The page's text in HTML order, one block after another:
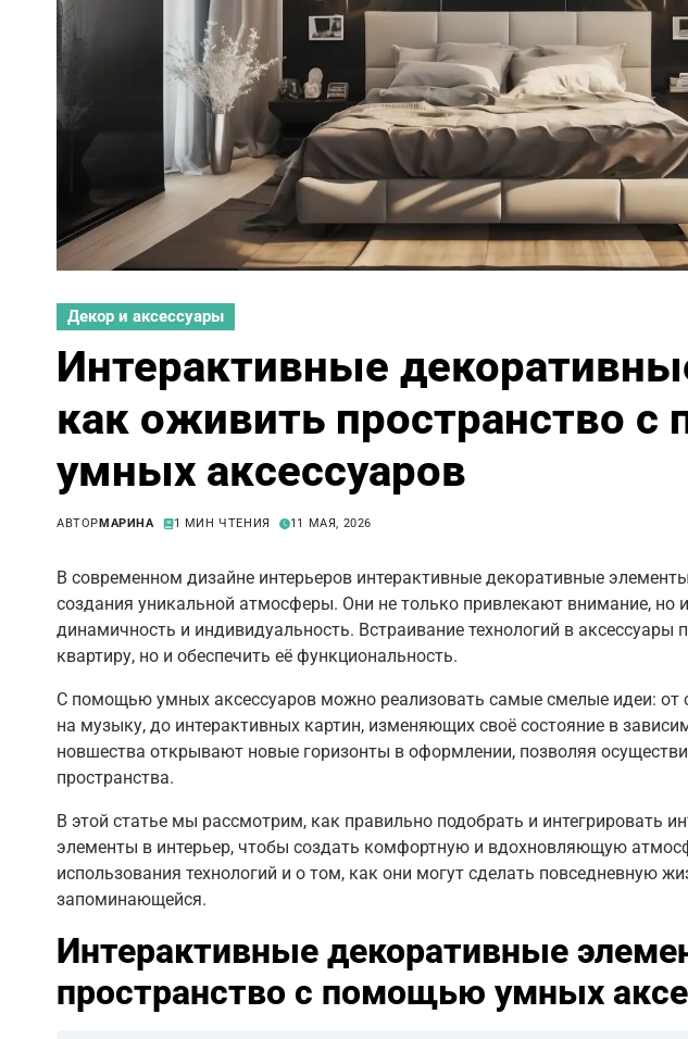
Декор и аксессуары
Интерактивные
как оживить пространство
умных аксессуаров
АВТОР МАРИНА 1 МИН ЧТЕНИЯ 11 МАЯ, 2026
В современном дизайне интерьеров интерактивные декоративные
создания уникальной атмосферы. Они не только привлекают внимание, но
динамичность и индивидуальность. Встраивание технологий в аксессуары
квартиру, но и обеспечить её функциональность.
С помощью умных аксессуаров можно реализовать самые смелые идеи: от
на музыку, до интерактивных картин, изменяющих своё состояние в
новшества открывают новые горизонты в оформлении, позволяя
пространства.
В этой статье мы рассмотрим, как правильно подобрать и интегрировать
элементы в интерьер, чтобы создать комфортную и вдохновляющую
использования технологий и о том, как они могут сделать повседневную
запоминающейся.
Интерактивные декоративные
пространство с помощью умных